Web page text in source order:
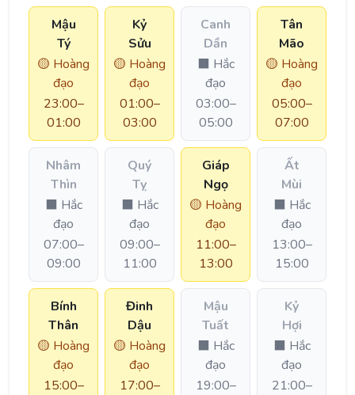
Mậu
Tý
🟡 Hoàng
đạo
23:00–
01:00
Kỷ
Sửu
🟡 Hoàng
đạo
01:00–
03:00
Canh
Dần
⬛ Hắc
đạo
03:00–
05:00
Tân
Mão
🟡 Hoàng
đạo
05:00–
07:00
Nhâm
Thìn
⬛ Hắc
đạo
07:00–
09:00
Quý
Tỵ
⬛ Hắc
đạo
09:00–
11:00
Giáp
Ngọ
🟡 Hoàng
đạo
11:00–
13:00
Ất
Mùi
⬛ Hắc
đạo
13:00–
15:00
Bính
Thân
🟡 Hoàng
đạo
15:00–
Đinh
Dậu
🟡 Hoàng
đạo
17:00–
Mậu
Tuất
⬛ Hắc
đạo
19:00–
Kỷ
Hợi
⬛ Hắc
đạo
21:00–